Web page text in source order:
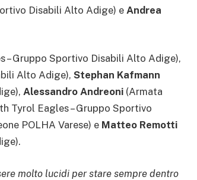
Disabili Alto Adige) e Andrea
– Gruppo Sportivo Disabili Alto Adige),
Alto Adige), Stephan Kafmann
Alessandro Andreoni (Armata
Tyrol Eagles – Gruppo Sportivo
POLHA Varese) e Matteo Remotti
molto lucidi per stare sempre dentro